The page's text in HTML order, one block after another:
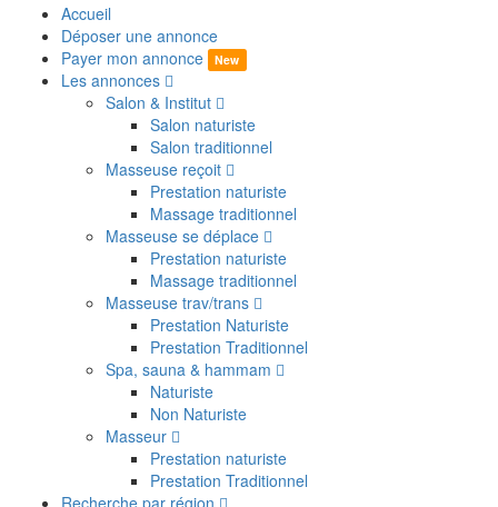
Accueil
Déposer une annonce
Payer mon annonce
New
Les annonces
Salon & Institut
Salon naturiste
Salon traditionnel
Masseuse reçoit
Prestation naturiste
Massage traditionnel
Masseuse se déplace
Prestation naturiste
Massage traditionnel
Masseuse trav/trans
Prestation Naturiste
Prestation Traditionnel
Spa, sauna & hammam
Naturiste
Non Naturiste
Masseur
Prestation naturiste
Prestation Traditionnel
Recherche par région